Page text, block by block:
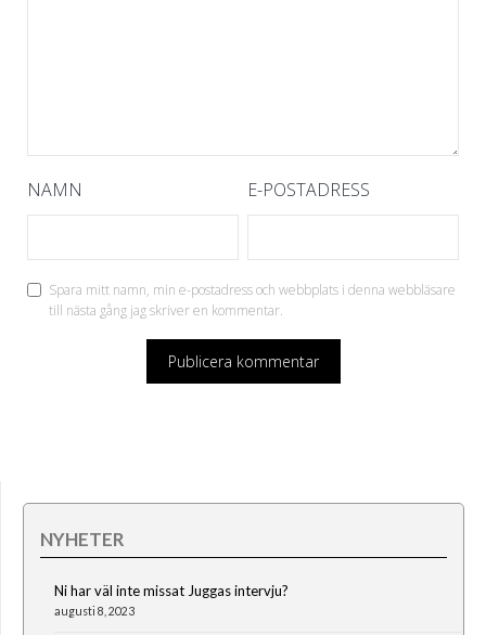
NAMN E-POSTADRESS
Spara mitt namn, min e-postadress och webbplats i denna webbläsare
till nästa gång jag skriver en kommentar.
NYHETER
Ni har väl inte missat Juggas intervju?
augusti 8, 2023